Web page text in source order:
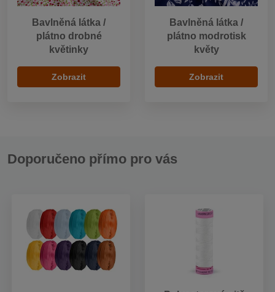
Bavlněná látka /
plátno drobné
květinky
Zobrazit
Bavlněná látka /
plátno modrotisk
květy
Zobrazit
Doporučeno přímo pro vás